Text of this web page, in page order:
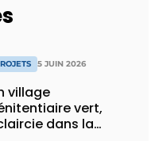
5 JUIN 2026
village
vert,
dans la